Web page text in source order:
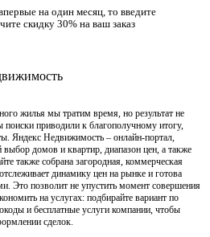
на один месяц, то введите
скидку 30% на ваш заказ
жилья мы тратим время, но результат не
поиски приводили к благополучному итогу,
Яндекс Недвижимость – онлайн-портал,
домов и квартир, диапазон цен, а также
также собрана загородная, коммерческая
динамику цен на рынке и готова
Это позволит не упустить момент совершения
на услугах: подбирайте вариант по
и бесплатные услуги компании, чтобы
сделок.